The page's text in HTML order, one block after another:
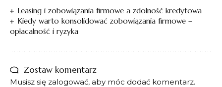
Leasing i zobowiązania firmowe a zdolność kredytowa
Kiedy warto konsolidować zobowiązania firmowe –
opłacalność i ryzyka
Zostaw komentarz
Musisz się zalogować, aby móc dodać komentarz.